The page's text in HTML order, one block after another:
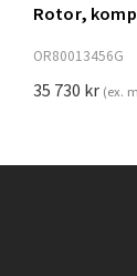
Rotor,
OR80013456G
35 730 kr (ex.